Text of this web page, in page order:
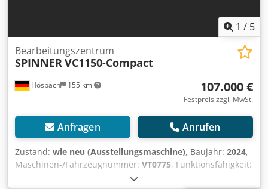
1 / 5
Hösbach 155 km
Bearbeitungszentrum
SPINNERVC1150-Compact
107.000 €
Festpreis zzgl. MwSt.
Anfragen Anrufen
Zustand: wie neu (Ausstellungsmaschine), Baujahr: 2024,
Maschinen-/Fahrzeugnummer: VT0775, Funktionsfähigkeit:
, Ausstattung: